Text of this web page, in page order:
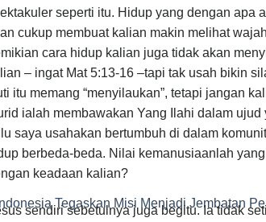
Tegaskan Misi Menjadi Jembatan
seperti itu. Hidup yang dengan apa
cukup membuat kalian makin melihat
cara hidup kalian juga tidak akan
– ingat Mat 5:13-16 –tapi tak usah bikin
itu memang “menyilaukan”, tetapi jangan
ialah membawakan Yang Ilahi dalam
saya usahakan bertumbuh di dalam
berbeda-beda. Nilai kemanusiaanlah
keadaan kalian?
sendiri sebetulnya juga begitu. Ia tidak